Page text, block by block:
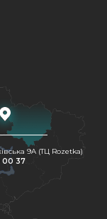
9A (ТЦ Rozetka)
00 37